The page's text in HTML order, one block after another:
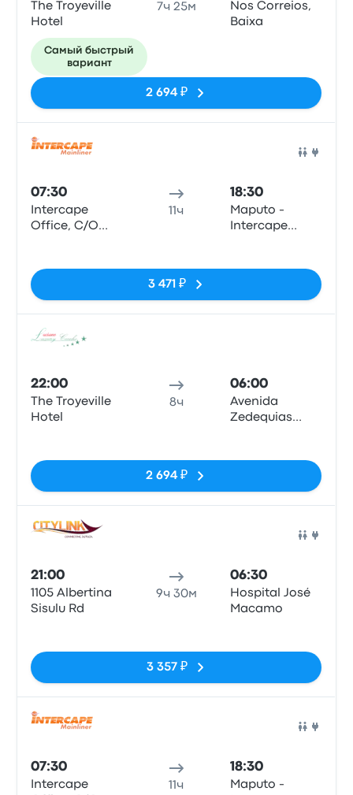
The Troyeville
Hotel
7ч 25м
Nos Correios,
Baixa
Самый быстрый
вариант
2 694 ₽
07:30
Intercape
Office, C/O
Street
(Johannesburg
11ч
18:30
Maputo -
Intercape
3 471 ₽
22:00
The Troyeville
Hotel
8ч
06:00
Avenida
Zedequias
2 694 ₽
21:00
1105 Albertina
Sisulu Rd
9ч 30м
06:30
Hospital José
Macamo
3 357 ₽
07:30
Intercape
11ч
18:30
Maputo -